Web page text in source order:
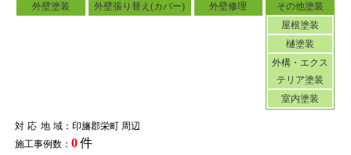
外壁塗装 外壁張り替え(カバー) 外壁修理
その他塗装
屋根塗装
樋塗装
外構・エクス
テリア塗装
室内塗装
対応地域：印旛郡栄町 周辺
施工事例数： 0件